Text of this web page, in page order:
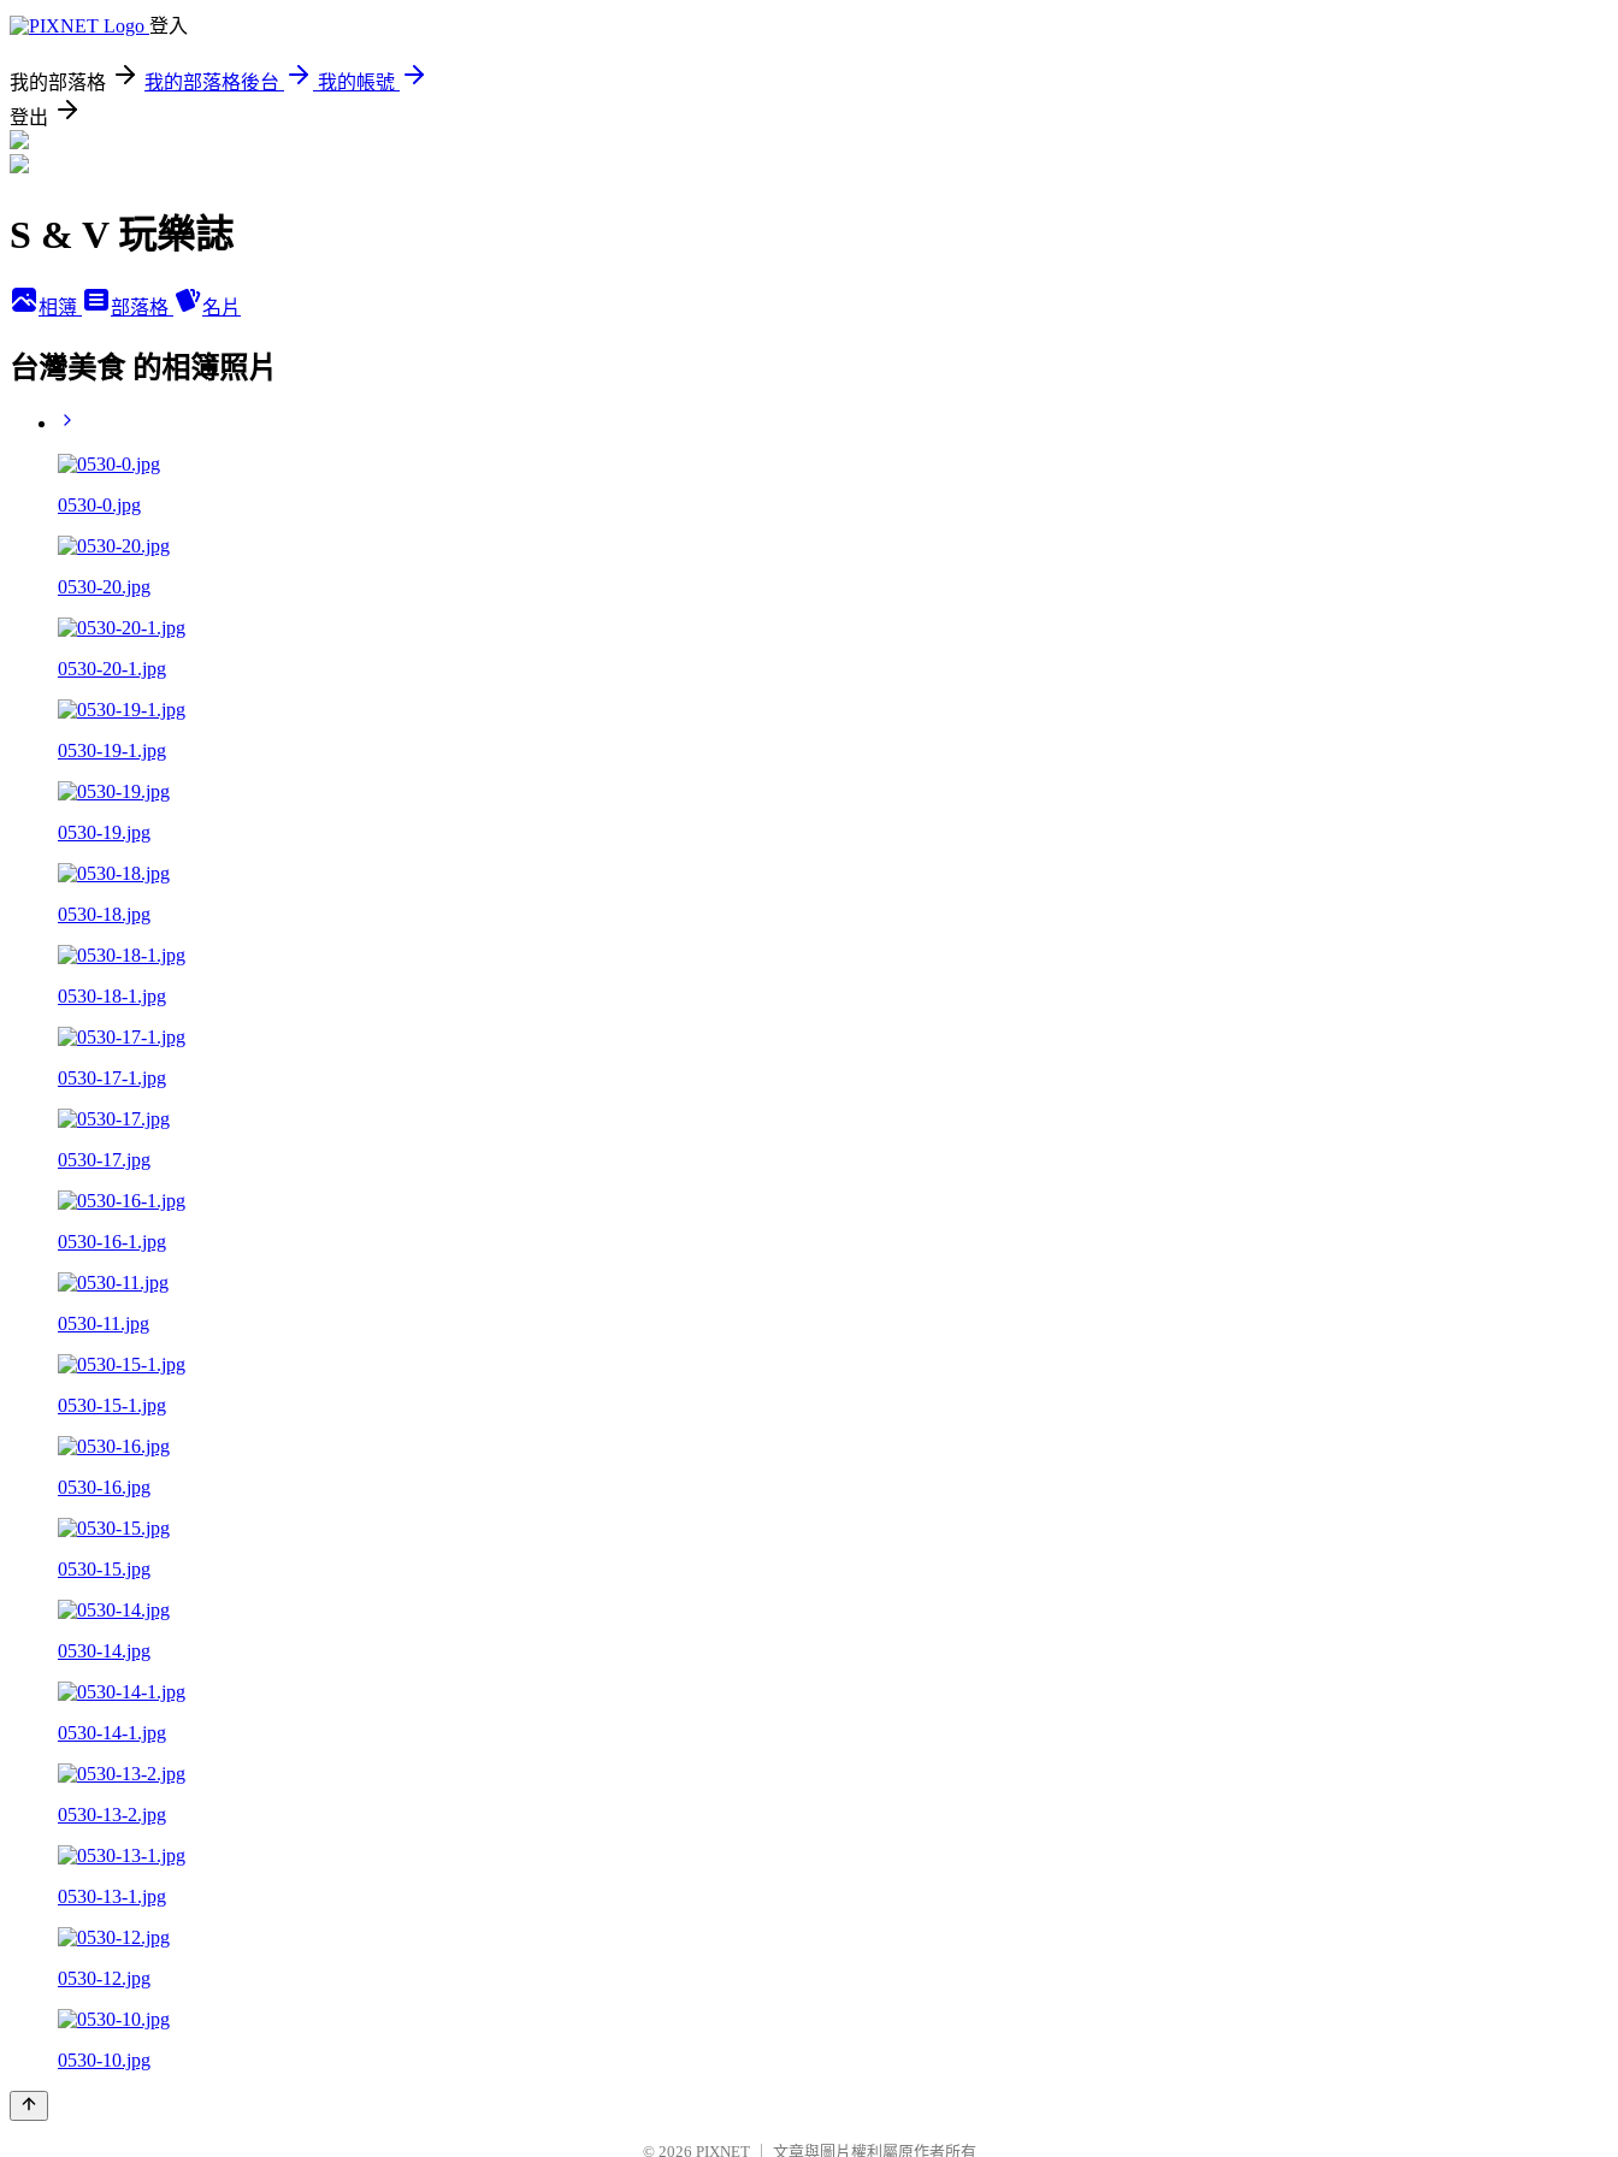
登入
我的部落格 我的部落格後台
我的帳號
登出
S & V 玩樂誌
相簿 部落格 名片
台灣美食 的相簿照片
0530-0.jpg
0530-20.jpg
0530-20-1.jpg
0530-19-1.jpg
0530-19.jpg
0530-18.jpg
0530-18-1.jpg
0530-17-1.jpg
0530-17.jpg
0530-16-1.jpg
0530-11.jpg
0530-15-1.jpg
0530-16.jpg
0530-15.jpg
0530-14.jpg
0530-14-1.jpg
0530-13-2.jpg
0530-13-1.jpg
0530-12.jpg
0530-10.jpg
© 2026 PIXNET 文章與圖片權利屬原作者所有